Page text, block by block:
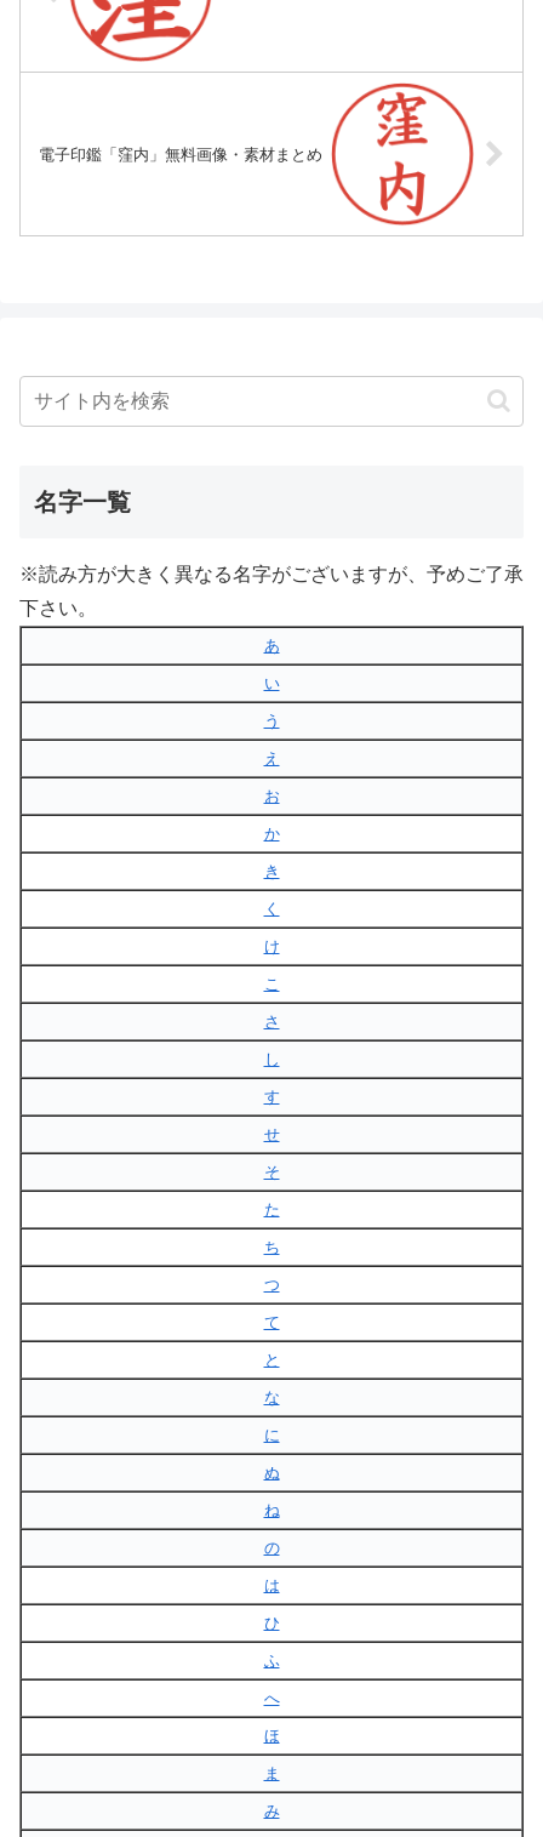
電子印鑑「窪内」無料画像・素材まとめ
名字一覧
※読み方が大きく異なる名字がございますが、予めご了承
下さい。
あ
い
う
え
お
か
き
く
け
こ
さ
し
す
せ
そ
た
ち
つ
て
と
な
に
ぬ
ね
の
は
ひ
ふ
へ
ほ
ま
み